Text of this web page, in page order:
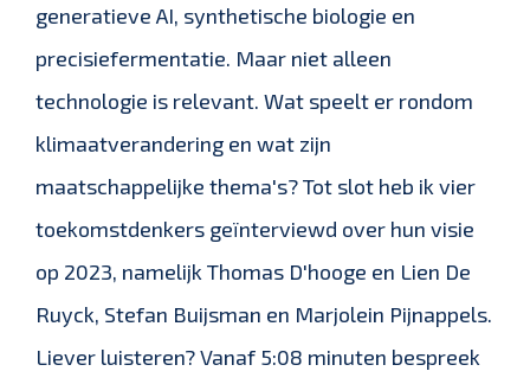
generatieve AI, synthetische biologie en
precisiefermentatie. Maar niet alleen
technologie is relevant. Wat speelt er rondom
klimaatverandering en wat zijn
maatschappelijke thema's? Tot slot heb ik vier
toekomstdenkers geïnterviewd over hun visie
op 2023, namelijk Thomas D'hooge en Lien De
Ruyck, Stefan Buijsman en Marjolein Pijnappels.
Liever luisteren? Vanaf 5:08 minuten bespreek